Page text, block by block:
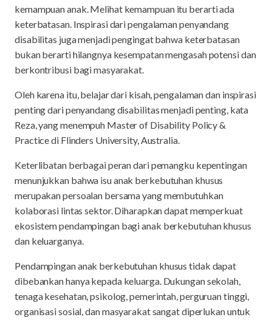
kemampuan anak. Melihat kemampuan itu berarti ada
keterbatasan. Inspirasi dari pengalaman penyandang
disabilitas juga menjadi pengingat bahwa keterbatasan
bukan berarti hilangnya kesempatan mengasah potensi dan
berkontribusi bagi masyarakat.
Oleh karena itu, belajar dari kisah, pengalaman dan inspirasi
penting dari penyandang disabilitas menjadi penting, kata
Reza, yang menempuh Master of Disability Policy &
Practice di Flinders University, Australia.
Keterlibatan berbagai peran dari pemangku kepentingan
menunjukkan bahwa isu anak berkebutuhan khusus
merupakan persoalan bersama yang membutuhkan
kolaborasi lintas sektor. Diharapkan dapat memperkuat
ekosistem pendampingan bagi anak berkebutuhan khusus
dan keluarganya.
Pendampingan anak berkebutuhan khusus tidak dapat
dibebankan hanya kepada keluarga. Dukungan sekolah,
tenaga kesehatan, psikolog, pemerintah, perguruan tinggi,
organisasi sosial, dan masyarakat sangat diperlukan untuk